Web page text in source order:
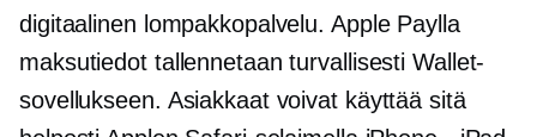
digitaalinen lompakkopalvelu. Apple Paylla
maksutiedot tallennetaan turvallisesti Wallet-
sovellukseen. Asiakkaat voivat käyttää sitä